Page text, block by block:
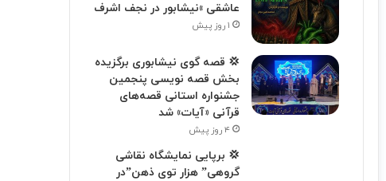
عاشقی »نیشابور در نجف اشرف
۱ روز پیش
💢 قصه گوی نیشابوری برگزیده
بخش قصه نویسی پنجمین
جشنواره استانی قصه‌های
قرآنی «آیات» شد
۴ روز پیش
💢 برپایی نمایشگاه نقاشی
گروهی” هزار توی ذهن”در